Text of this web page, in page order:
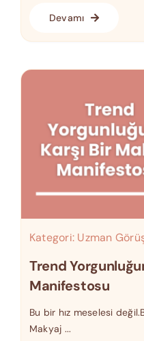
Devamı
Kategori: Uzman
Trend
Manifestosu
Bu bir hız meselesi
Makyaj ...